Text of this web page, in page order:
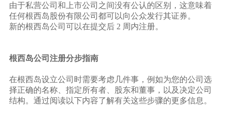
由于私营公司和上市公司之间没有公认的区别，这意味着
任何根西岛股份有限公司都可以向公众发行其证券。
新的根西岛公司可以在提交后 2 周内注册。
根西岛公司注册分步指南
在根西岛设立公司时需要考虑几件事，例如为您的公司选
择正确的名称、指定所有者、股东和董事，以及决定公司
结构。通过阅读以下内容了解有关这些步骤的更多信息。